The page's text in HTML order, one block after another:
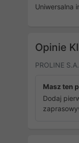
Uniwersalna
Opinie
PROLINE
Masz ten
Dodaj